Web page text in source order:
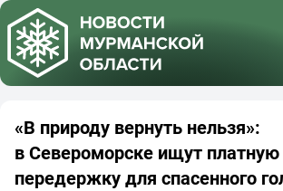
«В природу вернуть нельзя»:
в Североморске ищут
передержку для спасенного